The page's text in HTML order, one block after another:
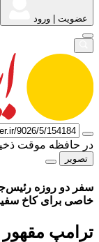
عضویت | ورود
در حافظه موقت
تصویر
سفر دو روزه
خاصی برای کاخ
تر‌امپ